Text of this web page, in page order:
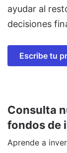
ayudar al
decisiones
Escribe tu
Consulta
fondos de
Aprende a